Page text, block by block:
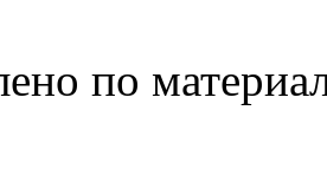
по